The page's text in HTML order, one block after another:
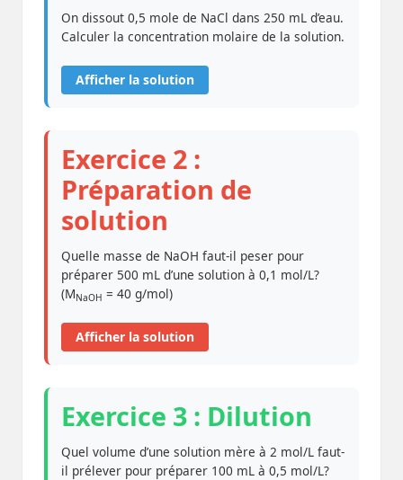
On dissout 0,5 mole de NaCl dans 250 mL d’eau.
Calculer la concentration molaire de la solution.
Afficher la solution
Exercice 2 :
Préparation de
solution
Quelle masse de NaOH faut-il peser pour
préparer 500 mL d’une solution à 0,1 mol/L?
(MNaOH = 40 g/mol)
Afficher la solution
Exercice 3 : Dilution
Quel volume d’une solution mère à 2 mol/L faut-
il prélever pour préparer 100 mL à 0,5 mol/L?